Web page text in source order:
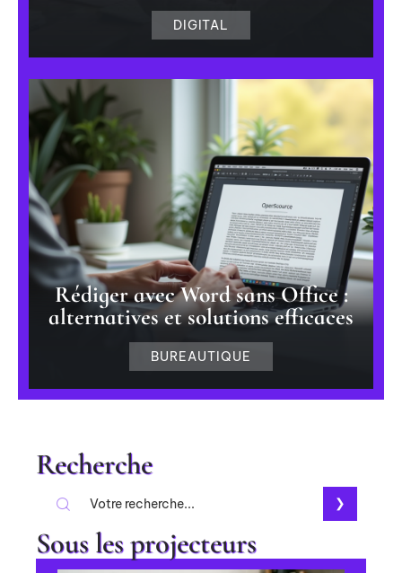
DIGITAL
Rédiger avec Word sans Office :
alternatives et solutions efficaces
BUREAUTIQUE
Recherche
Sous les projecteurs